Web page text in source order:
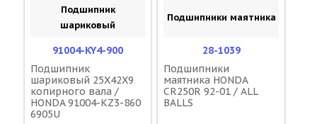
Подшипник
шариковый
91004-KY4-900
Подшипник
шариковый 25X42X9
копирного вала /
HONDA 91004-KZ3-860
6905U
Подшипники маятника
28-1039
Подшипники
маятника HONDA
CR250R 92-01 / ALL
BALLS